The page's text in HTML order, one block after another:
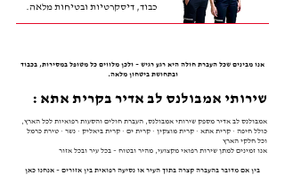
כבוד, דיסקרטיות ובטיחות מלאה.
אנו מבינים שכל העברת חולה היא רגע רגיש – ולכן מלווים כל מטופל במסירות, בכבוד
ובתחושת ביטחון מלאה.
שירותי אמבולנס לב אדיר בקרית אתא :
אמבולנס לב אדיר מספק שירותי אמבולנס, העברת חולים והסעות רפואיות לכל הארץ,
כולל חיפה · קרית אתא · קרית מוצקין · קרית ים · קרית ביאליק · נשר · טירת כרמל
וכל חלקי הארץ
אנו זמינים למתן שירות רפואי מקצועי, מהיר ובטוח – בכל עיר ובכל אזור​​
בין אם מדובר בהעברה קצרה בתוך העיר או נסיעה רפואית בין אזורים – אנחנו כאן